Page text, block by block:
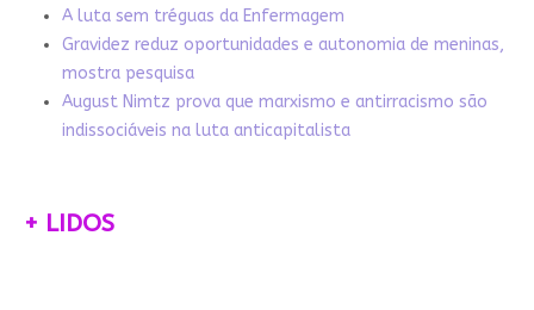
A luta sem tréguas da Enfermagem
Gravidez reduz oportunidades e autonomia de meninas,
mostra pesquisa
August Nimtz prova que marxismo e antirracismo são
indissociáveis na luta anticapitalista
+ LIDOS